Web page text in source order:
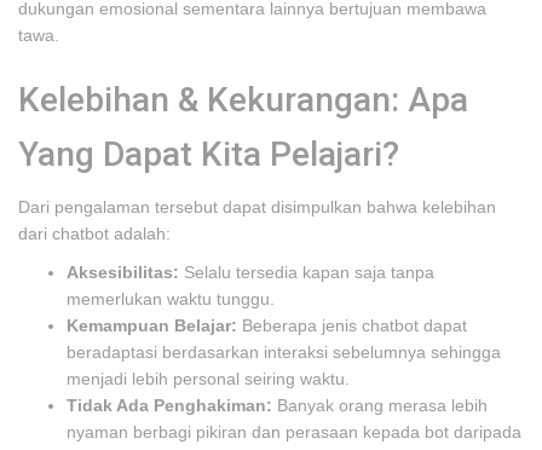
dukungan emosional sementara lainnya bertujuan membawa
tawa.
Kelebihan & Kekurangan: Apa
Yang Dapat Kita Pelajari?
Dari pengalaman tersebut dapat disimpulkan bahwa kelebihan
dari chatbot adalah:
Aksesibilitas: Selalu tersedia kapan saja tanpa
memerlukan waktu tunggu.
Kemampuan Belajar: Beberapa jenis chatbot dapat
beradaptasi berdasarkan interaksi sebelumnya sehingga
menjadi lebih personal seiring waktu.
Tidak Ada Penghakiman: Banyak orang merasa lebih
nyaman berbagi pikiran dan perasaan kepada bot daripada